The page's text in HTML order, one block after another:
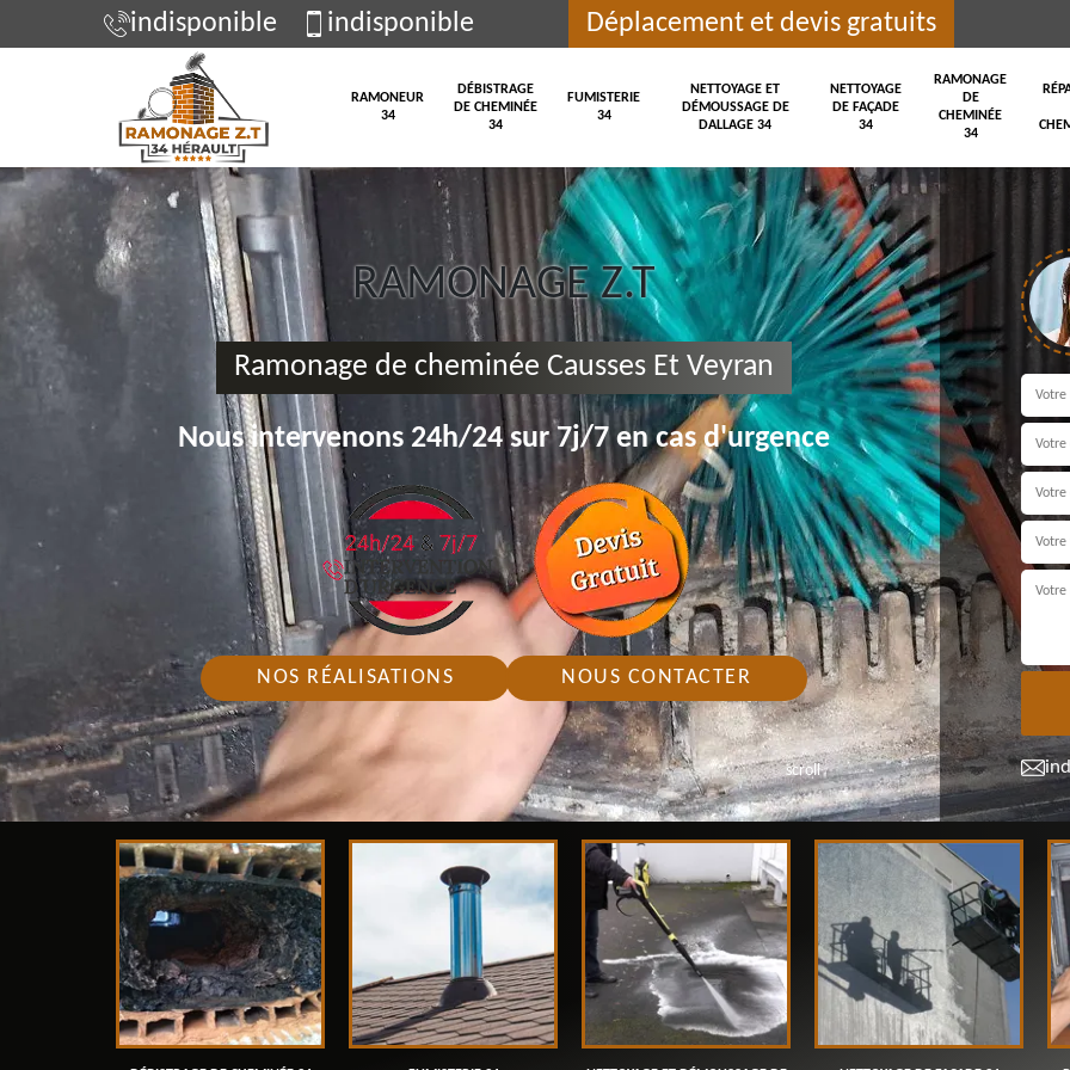
indisponible indisponible Déplacement et devis gratuits
RAMONEUR
34
DÉBISTRAGE
DE CHEMINÉE
34
FUMISTERIE
34
NETTOYAGE ET
DÉMOUSSAGE DE
DALLAGE 34
NETTOYAGE
DE FAÇADE
34
RAMONAGE
DE
CHEMINÉE
34
scroll
RAMONAGE Z.T
Ramonage de cheminée Causses Et Veyran
Nous intervenons 24h/24 sur 7j/7 en cas d'urgence
NOS RÉALISATIONS NOUS CONTACTER